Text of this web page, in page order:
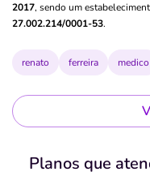
2017, sendo um
27.002.214/0001-53.
renato ferreira medico
Planos que